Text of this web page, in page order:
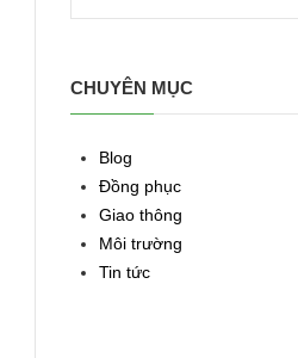
CHUYÊN MỤC
Blog
Đồng phục
Giao thông
Môi trường
Tin tức